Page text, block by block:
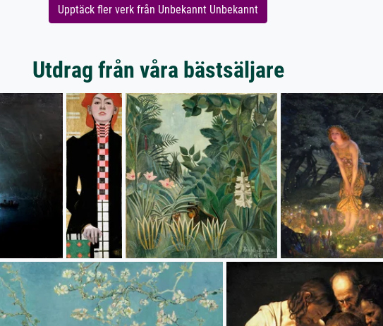
Upptäck fler verk från Unbekannt Unbekannt
Utdrag från våra bästsäljare